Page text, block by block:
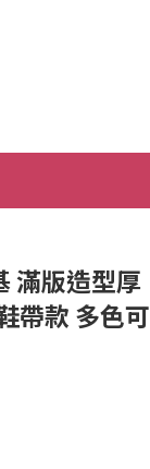
滿版造型厚
帶款 多色可